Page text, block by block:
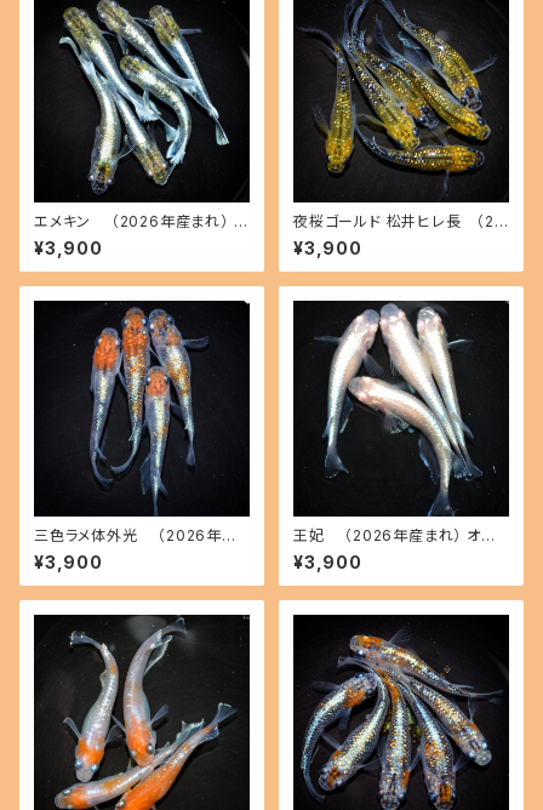
エメキン （2026年産まれ） オ
ス3 メス3(現物出品) ikahoff
C-0707-51200-a
¥3,900
夜桜ゴールド 松井ヒレ長 （20
26年産まれ） オス3 メス3(現物
出品) ikahoff C-0728-5146
2-a
¥3,900
三色ラメ体外光 （2026年産
まれ） オス2 メス2(現物出品) ik
ahoff D-0630-51108-a
¥3,900
王妃 （2026年産まれ） オス2
メス2(現物出品) ikahoff C-0
721-51382-a
¥3,900